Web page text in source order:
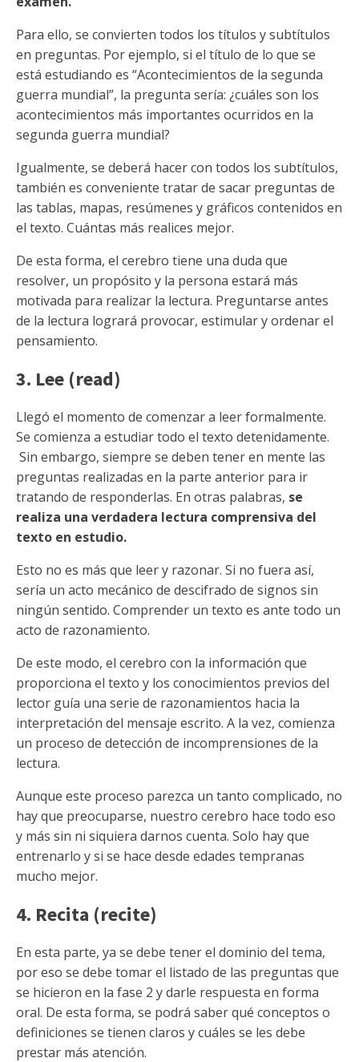
Para ello, se convierten todos los títulos y subtítulos
en preguntas. Por ejemplo, si el título de lo que se
está estudiando es “Acontecimientos de la segunda
guerra mundial”, la pregunta sería: ¿cuáles son los
acontecimientos más importantes ocurridos en la
segunda guerra mundial?
Igualmente, se deberá hacer con todos los subtítulos,
también es conveniente tratar de sacar preguntas de
las tablas, mapas, resúmenes y gráficos contenidos en
el texto. Cuántas más realices mejor.
De esta forma, el cerebro tiene una duda que
resolver, un propósito y la persona estará más
motivada para realizar la lectura. Preguntarse antes
de la lectura logrará provocar, estimular y ordenar el
pensamiento.
3. Lee (read)
Llegó el momento de comenzar a leer formalmente.
Se comienza a estudiar todo el texto detenidamente.
Sin embargo, siempre se deben tener en mente las
preguntas realizadas en la parte anterior para ir
tratando de responderlas. En otras palabras, se
realiza una verdadera lectura comprensiva del
texto en estudio.
Esto no es más que leer y razonar. Si no fuera así,
sería un acto mecánico de descifrado de signos sin
ningún sentido. Comprender un texto es ante todo un
acto de razonamiento.
De este modo, el cerebro con la información que
proporciona el texto y los conocimientos previos del
lector guía una serie de razonamientos hacia la
interpretación del mensaje escrito. A la vez, comienza
un proceso de detección de incomprensiones de la
lectura.
Aunque este proceso parezca un tanto complicado, no
hay que preocuparse, nuestro cerebro hace todo eso
y más sin ni siquiera darnos cuenta. Solo hay que
entrenarlo y si se hace desde edades tempranas
mucho mejor.
4. Recita (recite)
En esta parte, ya se debe tener el dominio del tema,
por eso se debe tomar el listado de las preguntas que
se hicieron en la fase 2 y darle respuesta en forma
oral. De esta forma, se podrá saber qué conceptos o
definiciones se tienen claros y cuáles se les debe
prestar más atención.